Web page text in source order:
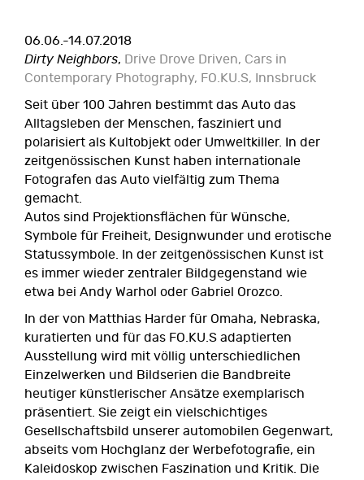
06.06.-14.07.2018
Dirty Neighbors, Drive Drove Driven, Cars in
Contemporary Photography, FO.KU.S, Innsbruck
Seit über 100 Jahren bestimmt das Auto das
Alltagsleben der Menschen, fasziniert und
polarisiert als Kultobjekt oder Umweltkiller. In der
zeitgenössischen Kunst haben internationale
Fotografen das Auto vielfältig zum Thema
gemacht.
Autos sind Projektionsflächen für Wünsche,
Symbole für Freiheit, Designwunder und erotische
Statussymbole. In der zeitgenössischen Kunst ist
es immer wieder zentraler Bildgegenstand wie
etwa bei Andy Warhol oder Gabriel Orozco.
In der von Matthias Harder für Omaha, Nebraska,
kuratierten und für das FO.KU.S adaptierten
Ausstellung wird mit völlig unterschiedlichen
Einzelwerken und Bildserien die Bandbreite
heutiger künstlerischer Ansätze exemplarisch
präsentiert. Sie zeigt ein vielschichtiges
Gesellschaftsbild unserer automobilen Gegenwart,
abseits vom Hochglanz der Werbefotografie, ein
Kaleidoskop zwischen Faszination und Kritik. Die